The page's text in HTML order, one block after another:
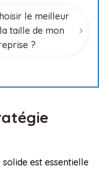
le meilleur
taille de mon
?
est essentielle